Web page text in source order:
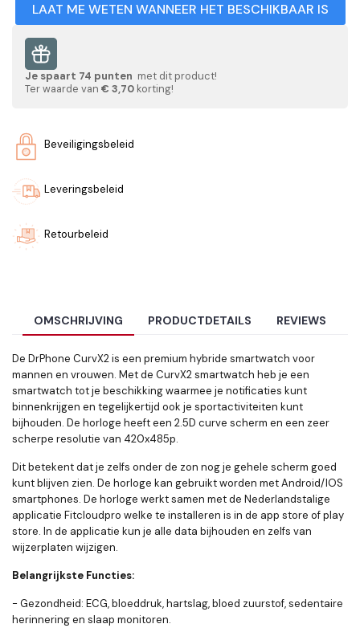
LAAT ME WETEN WANNEER HET BESCHIKBAAR IS
Je spaart 74 punten met dit product!
Ter waarde van € 3,70 korting!
Beveiligingsbeleid
Leveringsbeleid
Retourbeleid
OMSCHRIJVING PRODUCTDETAILS REVIEWS
De DrPhone CurvX2 is een premium hybride smartwatch voor
mannen en vrouwen. Met de CurvX2 smartwatch heb je een
smartwatch tot je beschikking waarmee je notificaties kunt
binnenkrijgen en tegelijkertijd ook je sportactiviteiten kunt
bijhouden. De horloge heeft een 2.5D curve scherm en een zeer
scherpe resolutie van 420x485p.
Dit betekent dat je zelfs onder de zon nog je gehele scherm goed
kunt blijven zien. De horloge kan gebruikt worden met Android/IOS
smartphones. De horloge werkt samen met de Nederlandstalige
applicatie Fitcloudpro welke te installeren is in de app store of play
store. In de applicatie kun je alle data bijhouden en zelfs van
wijzerplaten wijzigen.
Belangrijkste Functies:
- Gezondheid: ECG, bloeddruk, hartslag, bloed zuurstof, sedentaire
herinnering en slaap monitoren.